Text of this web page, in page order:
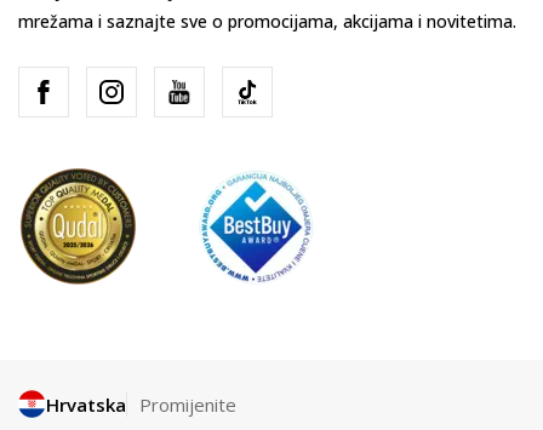
mrežama i saznajte sve o promocijama, akcijama i novitetima.
Hrvatska Promijenite